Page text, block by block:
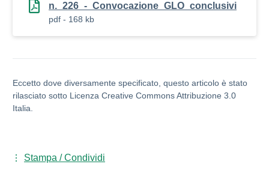
n._226_-_Convocazione_GLO_conclusivi
pdf - 168 kb
Eccetto dove diversamente specificato, questo articolo è stato
rilasciato sotto Licenza Creative Commons Attribuzione 3.0
Italia.
Stampa / Condividi